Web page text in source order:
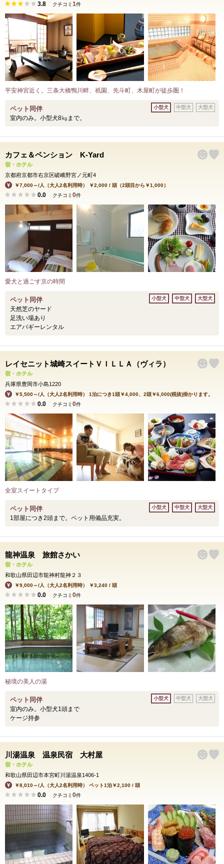
3.8 クチコミ 1件
平安神宮近く。三条大橋鴨川畔、祇園、先斗町、木屋町が徒歩圏！
ペット同伴
室内のみ。小型犬8㎏まで。
小型犬 中型犬 大型犬
カフェ＆ペンション K-Yard
宿・ホテル
京都府京都市右京区嵯峨野宮ノ元町4
￥7,000～/人（大人2名利用時） ￥2,000 / 頭（2頭目から￥1,000）
0.0 クチコミ 0件
愛犬と過ごす京の時間
ペット同伴
天然芝のヤード
足洗い場あり
エアバギーレンタル
小型犬 中型犬 大型犬
レイセニット城崎スイートＶＩＬＬＡ（ヴィラ）
宿・ホテル
兵庫県豊岡市小島1220
￥5,500～/人（大人2名利用時） 1泊につき1頭￥4,000、2頭￥6,000(税抜)掛かります。
0.0 クチコミ 0件
全室スイートタイプ
ペット同伴
1部屋につき2頭まで。ペット用備品充実。
小型犬 中型犬 大型犬
龍神温泉 旅館さかい
宿・ホテル
和歌山県田辺市龍神村龍神２３
￥9,000～/人（大人2名利用時） ￥3,240 / 頭
0.0 クチコミ 0件
秘境の美人の湯
ペット同伴
室内のみ。小型犬1頭まで
ケージ持参
小型犬 中型犬 大型犬
川湯温泉 温泉民宿 大村屋
宿・ホテル
和歌山県田辺市本宮町川湯温泉1406-1
￥8,010～/人（大人2名利用時） ペット1泊￥2,100 / 頭
0.0 クチコミ 0件